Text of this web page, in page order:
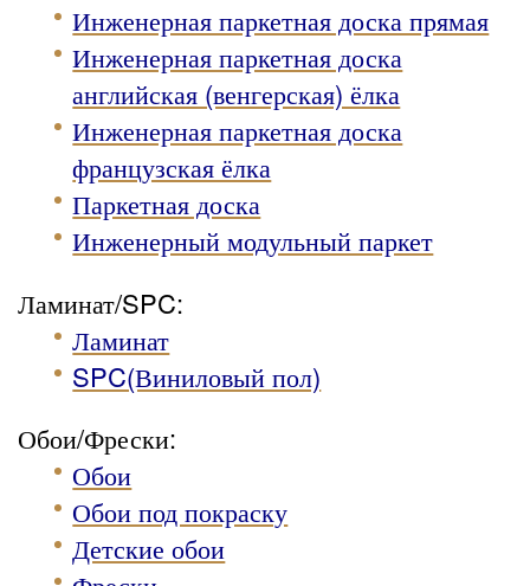
Инженерная паркетная доска прямая
Инженерная паркетная доска
английская (венгерская) ёлка
Инженерная паркетная доска
французская ёлка
Паркетная доска
Инженерный модульный паркет
Ламинат/SPC:
Ламинат
SPC(Виниловый пол)
Обои/Фрески:
Обои
Обои под покраску
Детские обои